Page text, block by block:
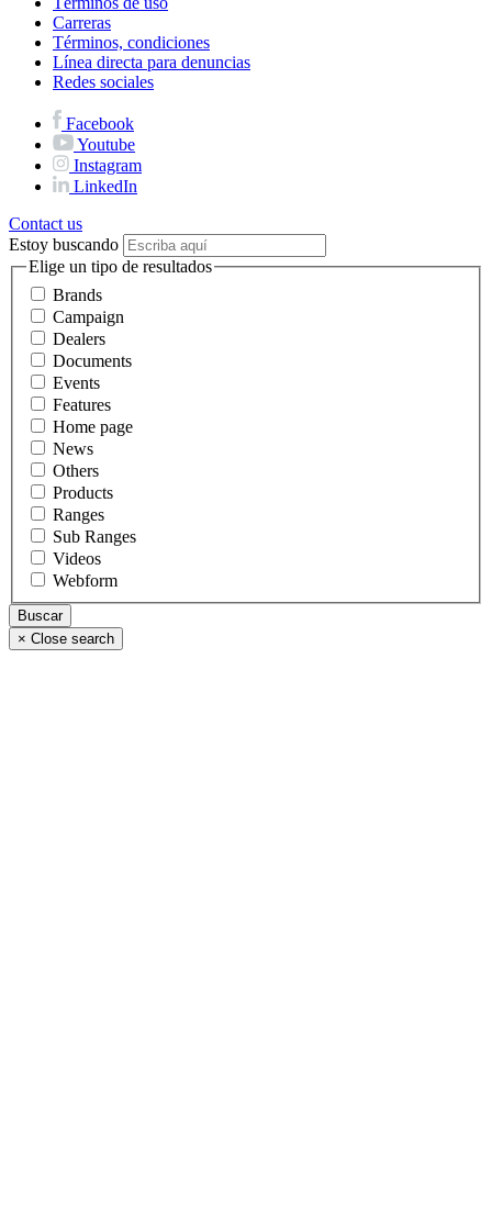
Carreras
Términos, condiciones
Línea directa para denuncias
Redes sociales
Facebook
Youtube
Instagram
LinkedIn
Contact us
Estoy buscando
Elige un tipo de resultados
Brands
Campaign
Dealers
Documents
Events
Features
Home page
News
Others
Products
Ranges
Sub Ranges
Videos
Webform
× Close search